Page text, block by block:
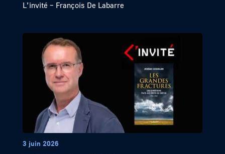
L’invité – François De Labarre
3 juin 2026